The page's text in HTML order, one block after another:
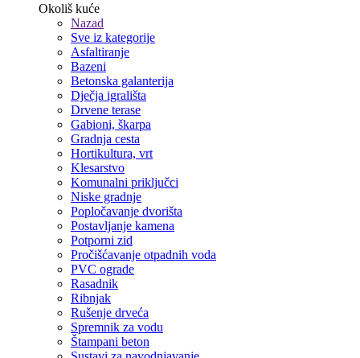
Okoliš kuće
Nazad
Sve iz kategorije
Asfaltiranje
Bazeni
Betonska galanterija
Dječja igrališta
Drvene terase
Gabioni, škarpa
Gradnja cesta
Hortikultura, vrt
Klesarstvo
Komunalni priključci
Niske gradnje
Popločavanje dvorišta
Postavljanje kamena
Potporni zid
Pročišćavanje otpadnih voda
PVC ograde
Rasadnik
Ribnjak
Rušenje drveća
Spremnik za vodu
Štampani beton